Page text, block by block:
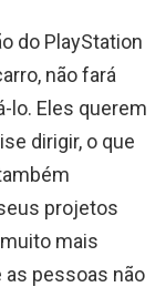
do PlayStation
não fará
lo. Eles querem
dirigir, o que
projetos
mais
as pessoas não